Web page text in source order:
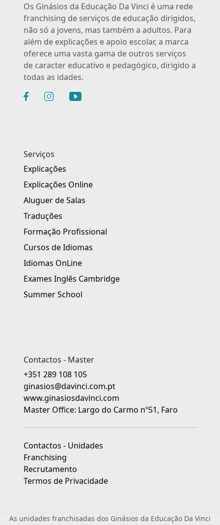
Os Ginásios da Educação Da Vinci é uma rede
franchising de serviços de educação dirigidos,
não só a jovens, mas também a adultos. Para
além de explicações e apoio escolar, a marca
oferece uma vasta gama de outros serviços
de caracter educativo e pedagógico, dirigido a
todas as idades.
Serviços
Explicações
Explicações Online
Aluguer de Salas
Traduções
Formação Profissional
Cursos de Idiomas
Idiomas OnLine
Exames Inglês Cambridge
Summer School
Contactos - Master
+351 289 108 105
ginasios@davinci.com.pt
www.ginasiosdavinci.com
Master Office: Largo do Carmo nº51, Faro
Contactos - Unidades
Franchising
Recrutamento
Termos de Privacidade
As unidades franchisadas dos Ginásios da Educação Da Vinci